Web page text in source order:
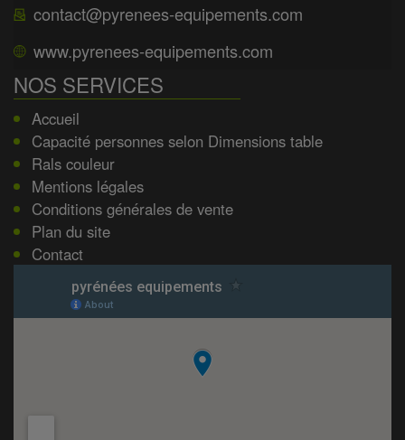
contact@pyrenees-equipements.com
www.pyrenees-equipements.com
NOS SERVICES
Accueil
Capacité personnes selon Dimensions table
Rals couleur
Mentions légales
Conditions générales de vente
Plan du site
Contact